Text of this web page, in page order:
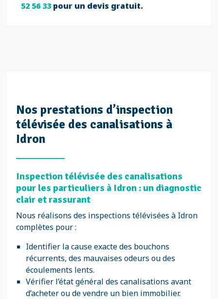
52 56 33 pour un devis gratuit.
Nos prestations d’inspection
télévisée des canalisations à
Idron
Inspection télévisée des canalisations
pour les particuliers à Idron : un diagnostic
clair et rassurant
Nous réalisons des inspections télévisées à Idron
complètes pour :
Identifier la cause exacte des bouchons
récurrents, des mauvaises odeurs ou des
écoulements lents.
Vérifier l’état général des canalisations avant
d’acheter ou de vendre un bien immobilier.